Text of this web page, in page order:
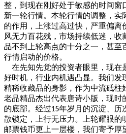
整，到现在刚好处于敏感的时间窗
新一轮行情。本轮行情的调整，实
的作用，上涨过高过快，严重偏离
风无力百花残，市场持续低迷，
品不到上轮高点的十分之一，甚至
行情启动的价格。
在先知先觉的投资者眼里，现在
好时机，行业内机遇凸显。我们发
精稀收藏品的身影，作为中流砥柱
老品精品杰出代表唐诗小版，现时
的底部。经过15年岁月的沉淀、历
散锁定，上行无压力。上轮耀眼的
邮票钱币更上一层楼，我们寄予厚